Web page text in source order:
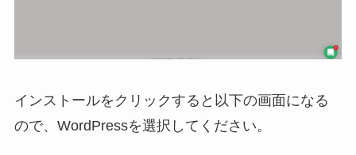
インストールをクリックすると以下の画面になる
ので、WordPressを選択してください。